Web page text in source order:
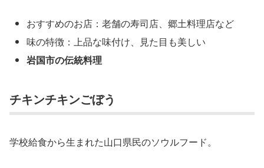
おすすめのお店：老舗の寿司店、郷土料理店など
味の特徴：上品な味付け、見た目も美しい
岩国市の伝統料理
チキンチキンごぼう
学校給食から生まれた山口県民のソウルフード。